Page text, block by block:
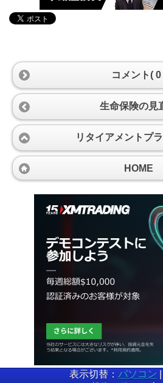
コメント( 0
生命保険の見
リタイアメントプ
HOME
表示切替： パソコン |